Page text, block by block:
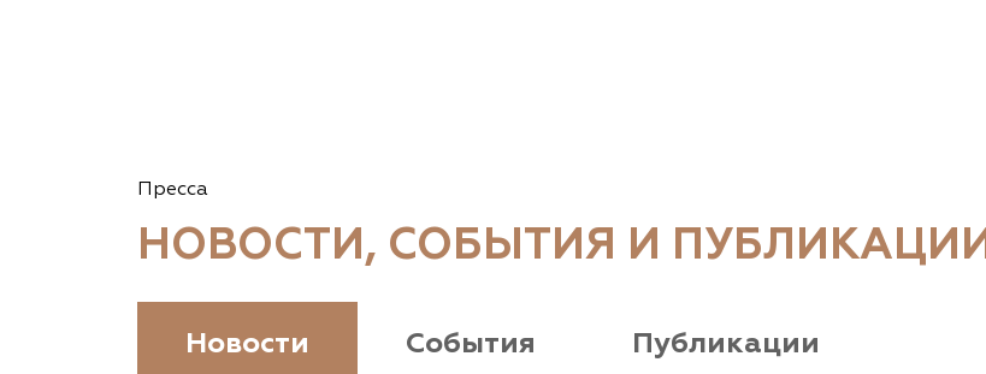
Пресса
НОВОСТИ, СОБЫТИЯ И ПУБЛИКАЦИИ
Новости События Публикации